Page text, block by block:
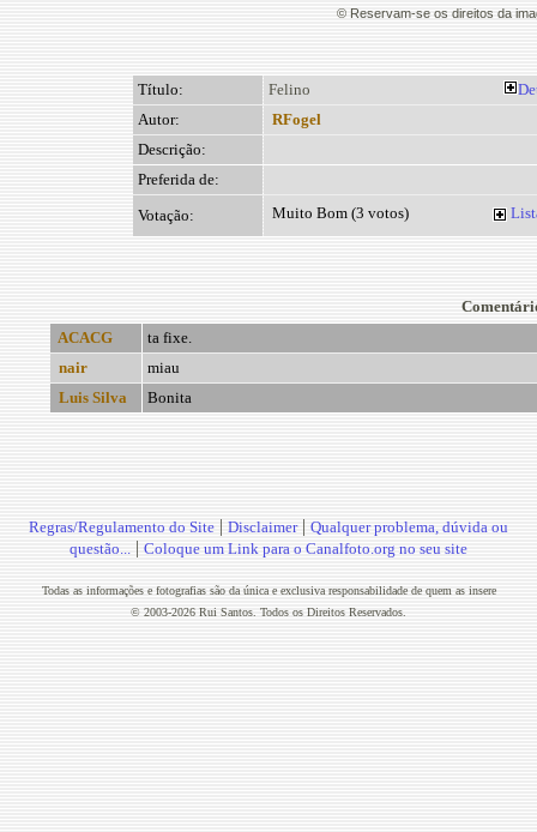
© Reservam-se os direitos da
Título: Felino
Autor:
RFogel
Descrição:
Preferida de:
Votação:
Muito Bom (3 votos)
ACACG
ta fixe.
nair
miau
Luis Silva
Bonita
Regras/Regulamento do Site | Disclaimer| Qualquer problema, dúvida ou
questão... | Coloque um Link para o Canalfoto.org no seu site
Todas as informações e fotografias são da única e exclusiva responsabilidade de quem as insere
© 2003-2026 Rui Santos. Todos os Direitos Reservados.